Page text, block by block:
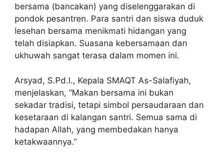
bersama (bancakan) yang diselenggarakan di
pondok pesantren. Para santri dan siswa duduk
lesehan bersama menikmati hidangan yang
telah disiapkan. Suasana kebersamaan dan
ukhuwah sangat terasa dalam momen ini.
Arsyad, S.Pd.I., Kepala SMAQT As-Salafiyah,
menjelaskan, “Makan bersama ini bukan
sekadar tradisi, tetapi simbol persaudaraan dan
kesetaraan di kalangan santri. Semua sama di
hadapan Allah, yang membedakan hanya
ketakwaannya.”